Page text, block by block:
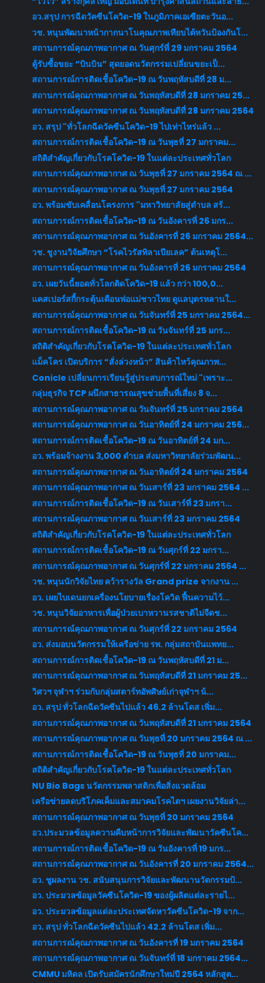
อว.สรุป การฉีดวัคซีนโควิด-19 ในภูมิภาคเอเซียตะวันอ...
วช. หนุนพัฒนาหน้ากากนาโนคุณภาพเทียบไต้หวันป้องกันโ...
สถานการณ์คุณภาพอากาศ ณ วันศุกร์ที่ 29 มกราคม 2564
ตู้รับซื้อขยะ “บินบิน” สุดยอดนวัตกรรมเปลี่ยนขยะเป็...
สถานการณ์การติดเชื้อโควิด-19 ณ วันพฤหัสบดีที่ 28 ม...
สถานการณ์คุณภาพอากาศ ณ วันพฤหัสบดีที่ 28 มกราคม 25...
สถานการณ์คุณภาพอากาศ ณ วันพฤหัสบดีที่ 28 มกราคม 2564
อว. สรุป "ทั่วโลกฉีดวัคซีนโควิด-19 ไปเท่าไหร่แล้ว ...
สถานการณ์การติดเชื้อโควิด-19 ณ วันพุธที่ 27 มกราคม...
สถิติสำคัญเกี่ยวกับโรคโควิด-19 ในแต่ละประเทศทั่วโลก
สถานการณ์คุณภาพอากาศ ณ วันพุธที่ 27 มกราคม 2564 ณ ...
สถานการณ์คุณภาพอากาศ ณ วันพุธที่ 27 มกราคม 2564
อว. พร้อมขับเคลื่อนโครงการ "มหาวิทยาลัยสู่ตำบล สร้...
สถานการณ์การติดเชื้อโควิด-19 ณ วันอังคารที่ 26 มกร...
สถานการณ์คุณภาพอากาศ ณ วันอังคารที่ 26 มกราคม 2564...
วช. ชูงานวิจัยศึกษา “โรคไวรัสทิลาเปียเลค” ต้นเหตุโ...
สถานการณ์คุณภาพอากาศ ณ วันอังคารที่ 26 มกราคม 2564
อว. เผยวันนี้ยอดทั่วโลกติดโควิด-19 แล้ว กว่า 100,0...
แคสเปอร์สกี้กระตุ้นเตือนพ่อแม่ชาวไทย ดูแลบุตรหลานใ...
สถานการณ์คุณภาพอากาศ ณ วันจันทร์ที่ 25 มกราคม 2564...
สถานการณ์การติดเชื้อโควิด-19 ณ วันจันทร์ที่ 25 มกร...
สถิติสำคัญเกี่ยวกับโรคโควิด-19 ในแต่ละประเทศทั่วโลก
แม็คโคร เปิดบริการ “สั่งล่วงหน้า” สินค้าไหว้คุณภาพ...
Conicle เปลี่ยนการเรียนรู้สู่ประสบการณ์ใหม่ "เพราะ...
กลุ่มธุรกิจ TCP ผนึกสาธารณสุขช่วยพื้นที่เสี่ยง 8 จ...
สถานการณ์คุณภาพอากาศ ณ วันจันทร์ที่ 25 มกราคม 2564
สถานการณ์คุณภาพอากาศ ณ วันอาทิตย์ที่ 24 มกราคม 256...
สถานการณ์การติดเชื้อโควิด-19 ณ วันอาทิตย์ที่ 24 มก...
อว. พร้อมจ้างงาน 3,000 ตำบล ส่งมหาวิทยาลัยร่วมพัฒน...
สถานการณ์คุณภาพอากาศ ณ วันอาทิตย์ที่ 24 มกราคม 2564
สถานการณ์คุณภาพอากาศ ณ วันเสาร์ที่ 23 มกราคม 2564 ...
สถานการณ์การติดเชื้อโควิด-19 ณ วันเสาร์ที่ 23 มกรา...
สถานการณ์คุณภาพอากาศ ณ วันเสาร์ที่ 23 มกราคม 2564
สถิติสำคัญเกี่ยวกับโรคโควิด-19 ในแต่ละประเทศทั่วโลก
สถานการณ์การติดเชื้อโควิด-19 ณ วันศุกร์ที่ 22 มกรา...
สถานการณ์คุณภาพอากาศ ณ วันศุกร์ที่ 22 มกราคม 2564 ...
วช. หนุนนักวิจัยไทย คว้ารางวัล Grand prize จากงาน ...
อว. เผยไบเดนยกเครื่องนโยบายเรื่องโควิด ฟื้นความไว้...
วช. หนุนวิจัยอาหารเพื่อผู้ป่วยเบาหวานรสชาติไม่จืดช...
สถานการณ์คุณภาพอากาศ ณ วันศุกร์ที่ 22 มกราคม 2564
อว. ส่งมอบนวัตกรรมให้เครือข่าย รพ. กลุ่มสถาบันแพทย...
สถานการณ์การติดเชื้อโควิด-19 ณ วันพฤหัสบดีที่ 21 ม...
สถานการณ์คุณภาพอากาศ ณ วันพฤหัสบดีที่ 21 มกราคม 25...
วิศวฯ จุฬาฯ ร่วมกับกลุ่มสตาร์ทอัพศิษย์เก่าจุฬาฯ น้...
อว. สรุป ทั่วโลกฉีดวัคซีนไปแล้ว 46.2 ล้านโดส เพิ่ม...
สถานการณ์คุณภาพอากาศ ณ วันพฤหัสบดีที่ 21 มกราคม 2564
สถานการณ์คุณภาพอากาศ ณ วันพุธที่ 20 มกราคม 2564 ณ ...
สถานการณ์การติดเชื้อโควิด-19 ณ วันพุธที่ 20 มกราคม...
สถิติสำคัญเกี่ยวกับโรคโควิด-19 ในแต่ละประเทศทั่วโลก
NU Bio Bags นวัตกรรมพลาสติกเพื่อสิ่งแวดล้อม
เครือข่ายลดบริโภคเค็มและสมาคมโรคไตฯ เผยงานวิจัยล่า...
สถานการณ์คุณภาพอากาศ ณ วันพุธที่ 20 มกราคม 2564
อว.ประมวลข้อมูลความคืบหน้าการวิจัยและพัฒนาวัคซีนโค...
สถานการณ์การติดเชื้อโควิด-19 ณ วันอังคารที่ 19 มกร...
สถานการณ์คุณภาพอากาศ ณ วันอังคารที่ 20 มกราคม 2564...
อว. ชูผลงาน วช. สนับสนุนการวิจัยและพัฒนานวัตกรรมป้...
อว. ประมวลข้อมูลวัคซีนโควิด-19 ของผู้ผลิตแต่ละรายไ...
อว. ประมวลข้อมูลแต่ละประเทศจัดหาวัคซีนโควิด-19 จาก...
อว. สรุป ทั่วโลกฉีดวัคซีนไปแล้ว 42.2 ล้านโดส เพิ่ม...
สถานการณ์คุณภาพอากาศ ณ วันอังคารที่ 19 มกราคม 2564
สถานการณ์คุณภาพอากาศ ณ วันจันทร์ที่ 18 มกราคม 2564...
CMMU มหิดล เปิดรับสมัครนักศึกษาใหม่ปี 2564 หลักสูต...